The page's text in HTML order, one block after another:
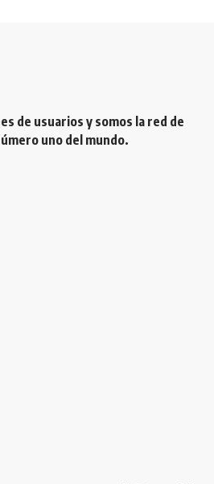
de usuarios y somos la red de
uno del mundo.